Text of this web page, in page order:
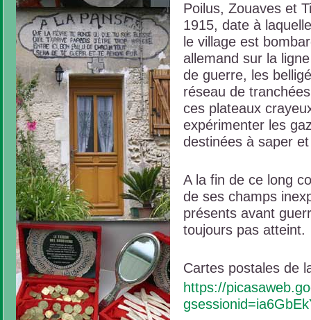
Poilus, Zouaves et
1915, date à
le village est
allemand sur la
de guerre, les
réseau de
ces plateaux
expérimenter les
destinées à saper
A la fin de ce long
de ses champs
présents avant
toujours pas atteint.
Cartes postales de
https://